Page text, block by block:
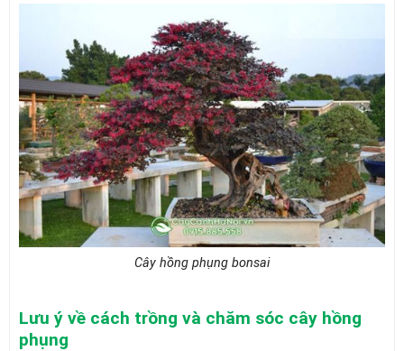
Cây hồng phụng bonsai
Lưu ý về cách trồng và chăm sóc cây hồng
phụng